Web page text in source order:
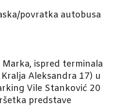
povratka autobusa
Marka, ispred terminala
Aleksandra 17) u
Vile Stanković 20
predstave